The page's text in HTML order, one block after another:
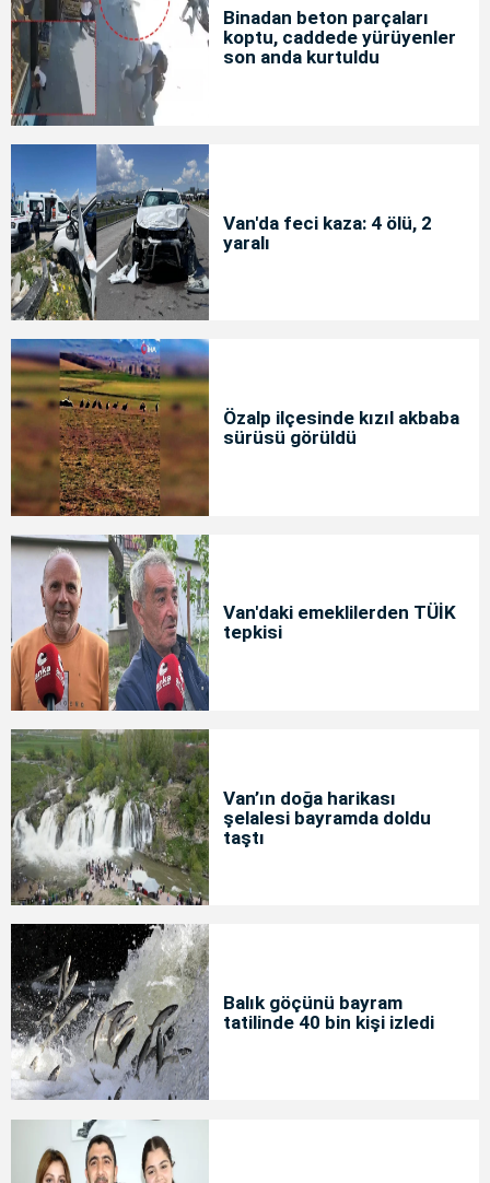
Binadan beton parçaları
koptu, caddede yürüyenler
son anda kurtuldu
Van'da feci kaza: 4 ölü, 2
yaralı
Özalp ilçesinde kızıl akbaba
sürüsü görüldü
Van'daki emeklilerden TÜİK
tepkisi
Van’ın doğa harikası
şelalesi bayramda doldu
taştı
Balık göçünü bayram
tatilinde 40 bin kişi izledi